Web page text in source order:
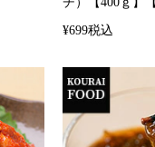
¥699税込